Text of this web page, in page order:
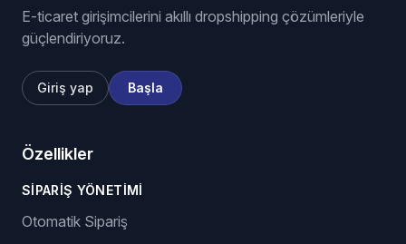
E-ticaret girişimcilerini akıllı dropshipping çözümleriyle
güçlendiriyoruz.
Giriş yap Başla
Özellikler
SIPARIŞ YÖNETIMI
Otomatik Sipariş